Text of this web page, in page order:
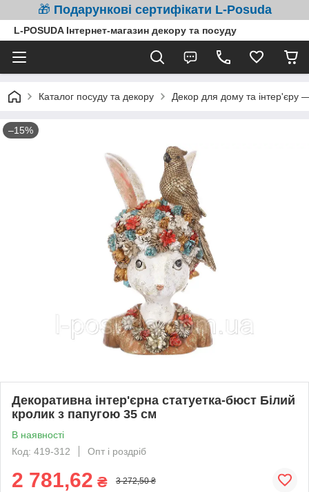
🎁 Подарункові сертифікати L-Posuda
L-POSUDA Інтернет-магазин декору та посуду
Каталог посуду та декору Декор для дому та інтер'єру
–15%
Декоративна інтер'єрна статуетка-бюст Білий
кролик з папугою 35 см
В наявності
Код: 419-312
Опт і роздріб
2 781,62 ₴ 3 272,50 ₴